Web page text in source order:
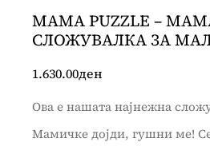
МAMA PUZZLE –
СЛОЖУВАЛКА ЗА
1.630.00ден
Ова е нашата најнежна
Мамичке дојди, гушни ме!